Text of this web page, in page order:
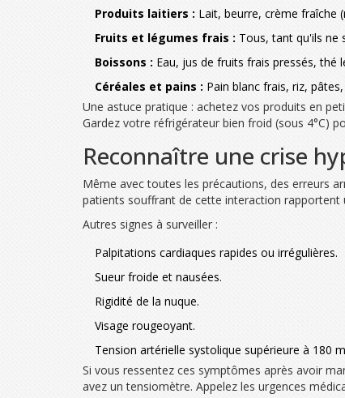
Produits laitiers : Lait, beurre, crème fraîche
Fruits et légumes frais : Tous, tant qu'ils ne
Boissons : Eau, jus de fruits frais pressés, thé
Céréales et pains : Pain blanc frais, riz,
Une astuce pratique : achetez vos produits en
Gardez votre réfrigérateur bien froid (sous 4°C)
Reconnaître une crise
Même avec toutes les précautions, des erreurs
patients souffrant de cette interaction rapportent
Autres signes à surveiller :
Palpitations cardiaques rapides ou irrégulières.
Sueur froide et nausées.
Rigidité de la nuque.
Visage rougeoyant.
Tension artérielle systolique supérieure à 180
Si vous ressentez ces symptômes après avoir
avez un tensiomètre. Appelez les urgences